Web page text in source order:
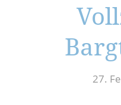
27.